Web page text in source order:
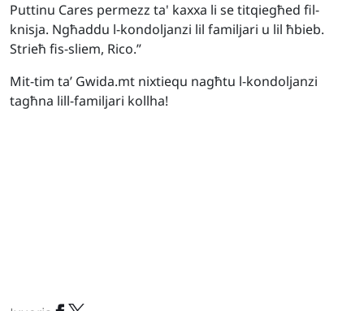
Puttinu Cares permezz ta' kaxxa li se titqiegħed fil-
knisja. Ngħaddu l-kondoljanzi lil familjari u lil ħbieb.
Strieħ fis-sliem, Rico.”
Mit-tim ta’ Gwida.mt nixtiequ nagħtu l-kondoljanzi
tagħna lill-familjari kollha!